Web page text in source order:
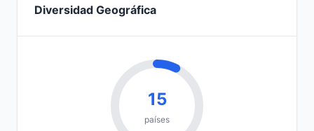
Diversidad Geográfica
15
países